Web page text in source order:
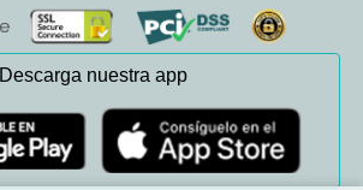
Descarga nuestra app